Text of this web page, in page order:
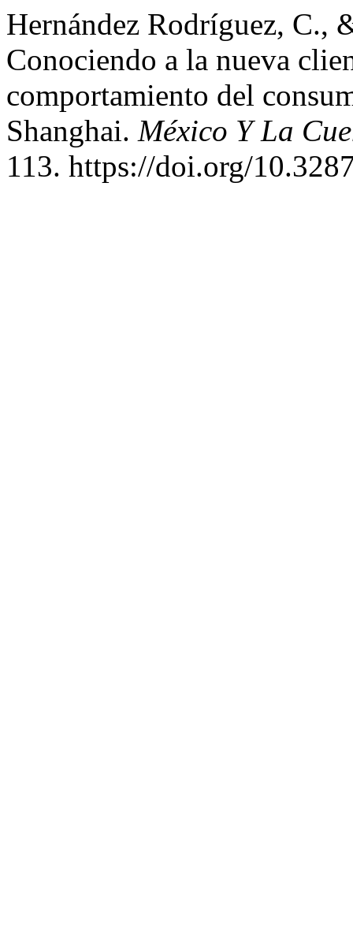
Hernández Rodríguez, C.,
Conociendo a la nueva
comportamiento del
Shanghai. México Y La
113. https://doi.org/